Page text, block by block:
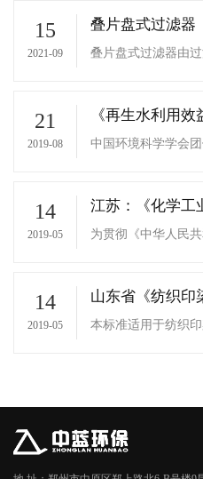
15
2021-09
叠片盘式过滤器
叠片盘式过滤器由
水自环状滤盘内部
21
2019-08
《再生水利用效
中国环境科学学会
14
2019-05
江苏：《化学工
（修订征求意见
为贯彻《中华人民
14
2019-05
山东省《纺织印
与治理技术规范
本标准适用于纺织